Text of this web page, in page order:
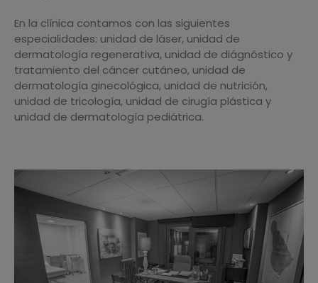
En la clínica contamos con las siguientes
especialidades: unidad de láser, unidad de
dermatología regenerativa, unidad de diágnóstico y
tratamiento del cáncer cutáneo, unidad de
dermatología ginecológica, unidad de nutrición,
unidad de tricología, unidad de cirugía plástica y
unidad de dermatología pediátrica.